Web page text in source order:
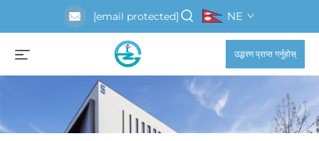
[email protected] NE
उद्धरण प्राप्त गर्नुहोस्